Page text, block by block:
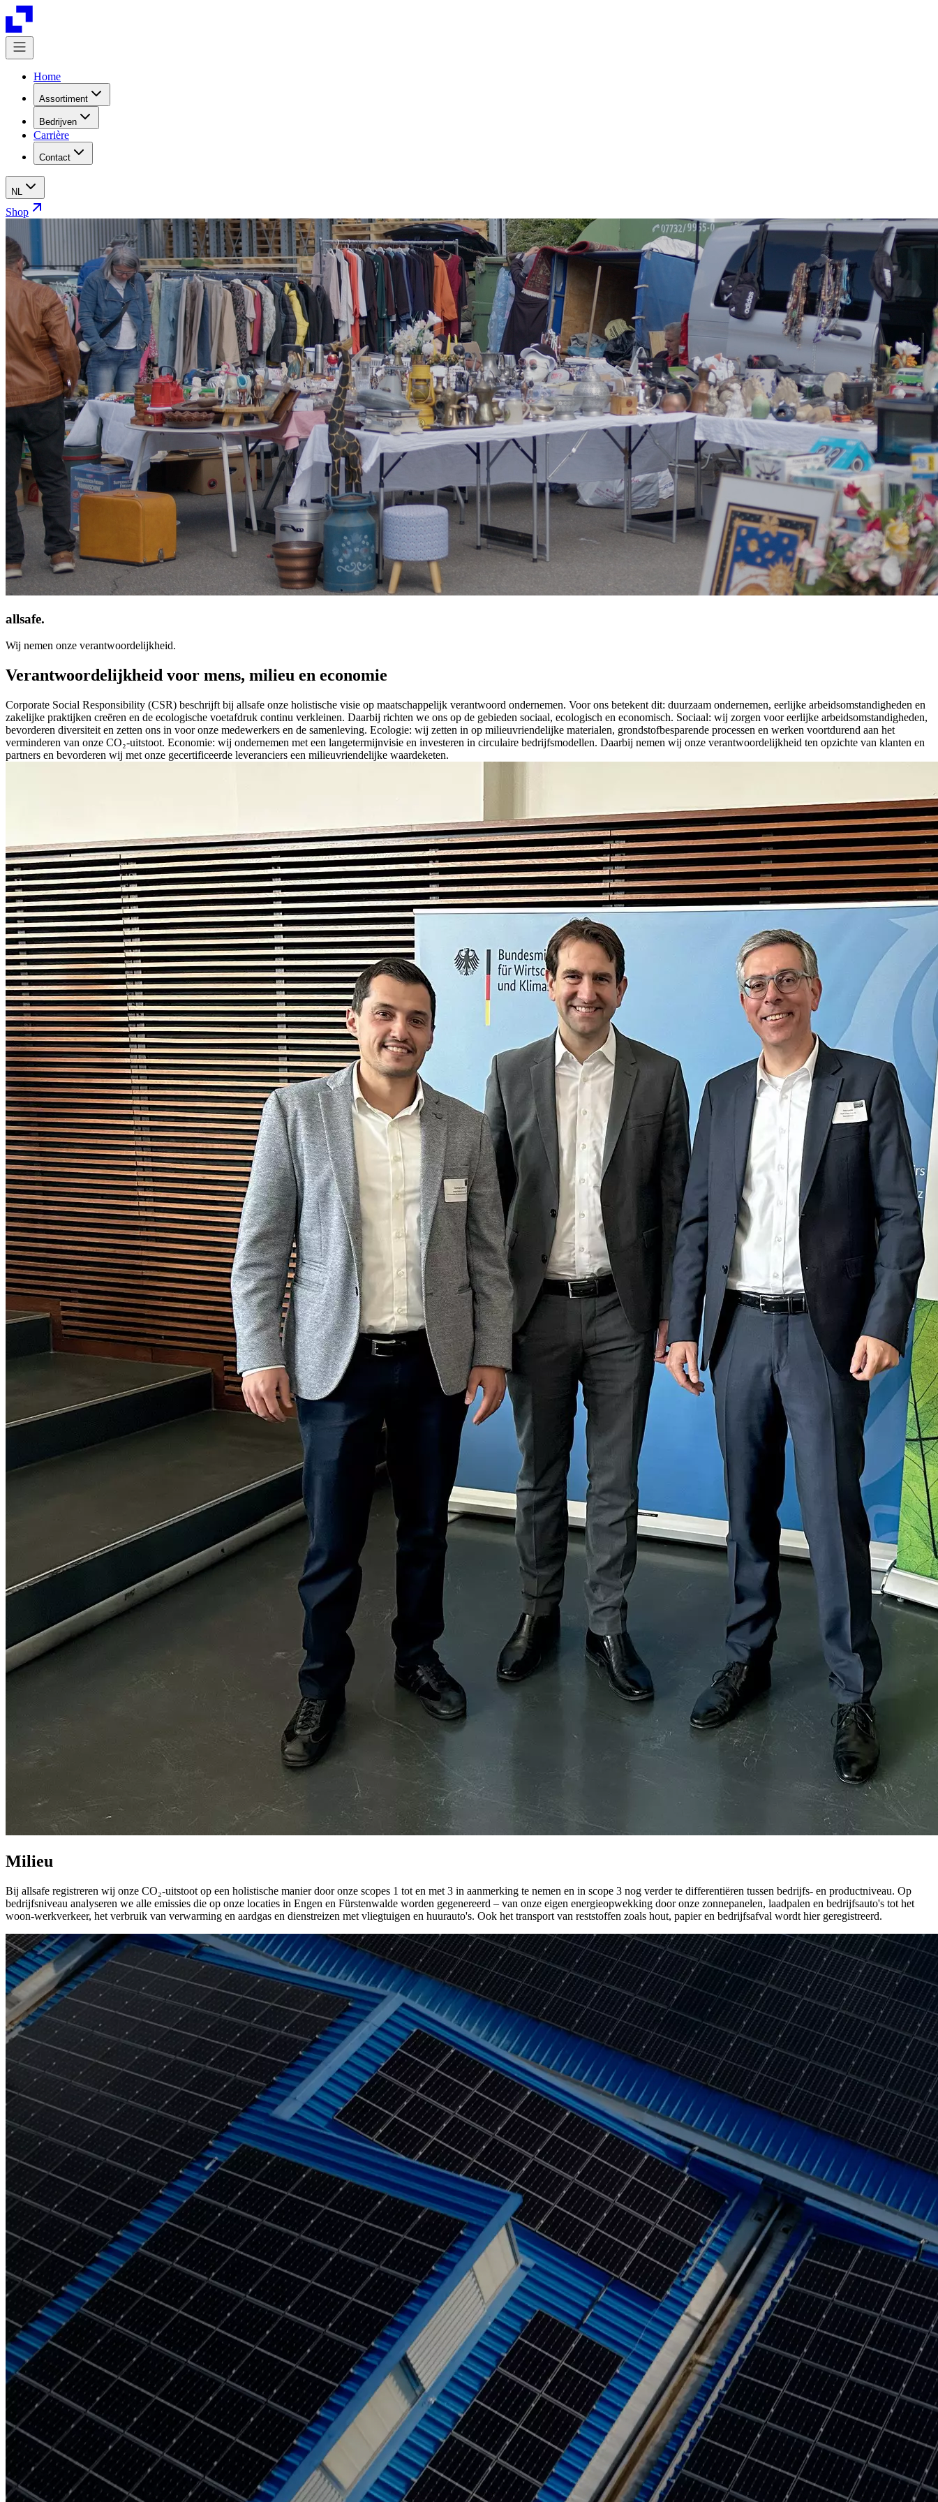
Home
Assortiment
Bedrijven
Carrière
Contact
NL
Shop
allsafe.
Wij nemen onze verantwoordelijkheid.
Verantwoordelijkheid voor mens, milieu en economie
Corporate Social Responsibility (CSR) beschrijft bij allsafe onze holistische visie op maatschappelijk verantwoord ondernemen. Voor ons betekent dit: duurzaam ondernemen, eerlijke arbeidsomstandigheden en
zakelijke praktijken creëren en de ecologische voetafdruk continu verkleinen. Daarbij richten we ons op de gebieden sociaal, ecologisch en economisch. Sociaal: wij zorgen voor eerlijke arbeidsomstandigheden,
bevorderen diversiteit en zetten ons in voor onze medewerkers en de samenleving. Ecologie: wij zetten in op milieuvriendelijke materialen, grondstofbesparende processen en werken voortdurend aan het
verminderen van onze CO₂-uitstoot. Economie: wij ondernemen met een langetermijnvisie en investeren in circulaire bedrijfsmodellen. Daarbij nemen wij onze verantwoordelijkheid ten opzichte van klanten en
partners en bevorderen wij met onze gecertificeerde leveranciers een milieuvriendelijke waardeketen.
Milieu
Bij allsafe registreren wij onze CO₂-uitstoot op een holistische manier door onze scopes 1 tot en met 3 in aanmerking te nemen en in scope 3 nog verder te differentiëren tussen bedrijfs- en productniveau. Op
bedrijfsniveau analyseren we alle emissies die op onze locaties in Engen en Fürstenwalde worden gegenereerd – van onze eigen energieopwekking door onze zonnepanelen, laadpalen en bedrijfsauto's tot het
woon-werkverkeer, het verbruik van verwarming en aardgas en dienstreizen met vliegtuigen en huurauto's. Ook het transport van reststoffen zoals hout, papier en bedrijfsafval wordt hier geregistreerd.